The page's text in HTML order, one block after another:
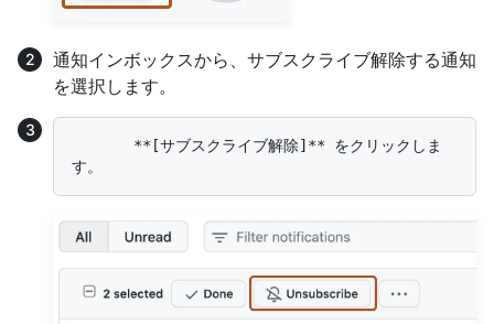
通知インボックスから、サブスクライブ解除する通知
を選択します。